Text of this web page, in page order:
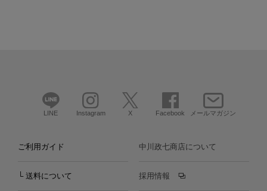
LINE Instagram X Facebook メールマガジン
ご利用ガイド
└ 送料について
中川政七商店について
採用情報